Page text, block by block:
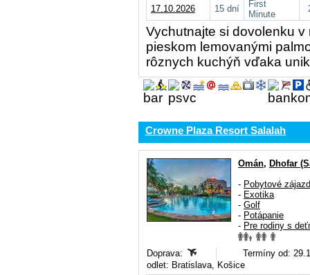
17.10.2026 15 dní
First
Minute
Vychutnajte si dovolenku
pieskom lemovanými
rôznych kuchýň vďaka
Crowne Plaza Resort Salalah
Omán, Dhofar
- Pobytové
- Exotika
- Golf
- Potápanie
- Pre rodiny s
Doprava:
Termíny od:
odlet: Bratislava, Košice